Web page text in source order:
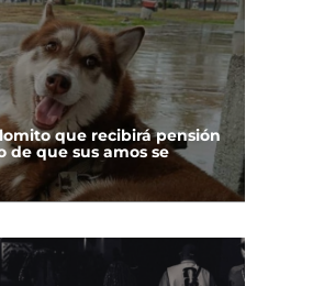
que recibirá pensión
de que sus amos se